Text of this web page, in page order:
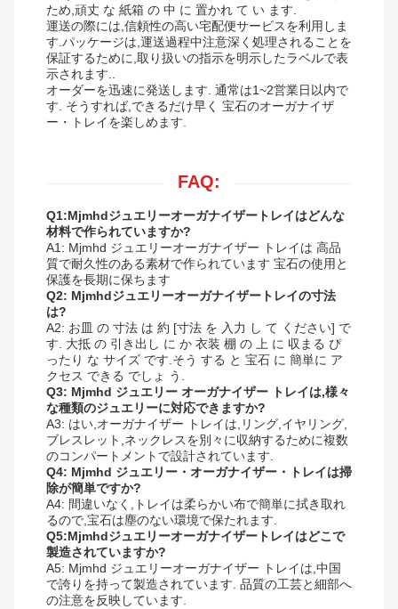
ため,頑丈 な 紙箱 の 中 に 置かれ て い ます.
運送の際には,信頼性の高い宅配便サービスを利用しま
す.パッケージは,運送過程中注意深く処理されることを
保証するために,取り扱いの指示を明示したラベルで表
示されます..
オーダーを迅速に発送します. 通常は1~2営業日以内で
す. そうすれば,できるだけ早く 宝石のオーガナイザ
ー・トレイを楽しめます.
FAQ:
Q1:Mjmhdジュエリーオーガナイザートレイはどんな
材料で作られていますか?
A1: Mjmhd ジュエリーオーガナイザー トレイは 高品
質で耐久性のある素材で作られています 宝石の使用と
保護を長期に保ちます
Q2: Mjmhdジュエリーオーガナイザートレイの寸法
は?
A2: お皿 の 寸法 は 約 [寸法 を 入力 し て ください] で
す. 大抵 の 引き出し に か 衣装 棚 の 上 に 収まる ぴ
ったり な サイズ です.そう する と 宝石 に 簡単に ア
クセス できる でしょ う.
Q3: Mjmhd ジュエリー オーガナイザー トレイは,様々
な種類のジュエリーに対応できますか?
A3: はい,オーガナイザー トレイは,リング,イヤリング,
ブレスレット,ネックレスを別々に収納するために複数
のコンパートメントで設計されています.
Q4: Mjmhd ジュエリー・オーガナイザー・トレイは掃
除が簡単ですか?
A4: 間違いなく,トレイは柔らかい布で簡単に拭き取れ
るので,宝石は塵のない環境で保たれます.
Q5:Mjmhdジュエリーオーガナイザートレイはどこで
製造されていますか?
A5: Mjmhd ジュエリーオーガナイザー トレイは,中国
で誇りを持って製造されています. 品質の工芸と細部へ
の注意を反映しています.